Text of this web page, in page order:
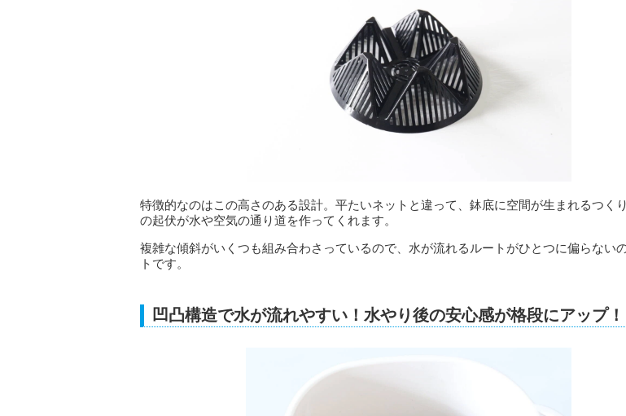
特徴的なのはこの高さのある設計。平たいネットと違って、鉢底に空間が生まれるつく
の起伏が水や空気の通り道を作ってくれます。
複雑な傾斜がいくつも組み合わさっているので、水が流れるルートがひとつに偏らない
トです。
凹凸構造で水が流れやすい！水やり後の安心感が格段にアップ！